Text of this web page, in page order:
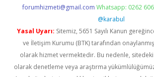
forumhizmeti@gmail.com Whatsapp: 0262
@karabul
Yasal Uyarı: Sitemiz, 5651 Sayılı Kanun
ve İletişim Kurumu (BTK) tarafından onaylanmış
olarak hizmet vermektedir. Bu nedenle,
olarak denetleme veya araştırma